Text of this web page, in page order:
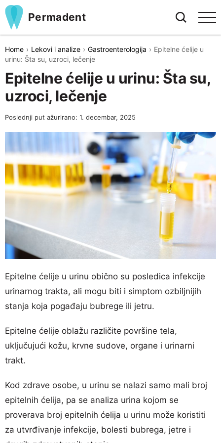
Permadent
Home Lekovi i analize Gastroenterologija
Epitelne ćelije u
urinu: Šta su, uzroci, lečenje
Epitelne ćelije u urinu: Šta su,
uzroci, lečenje
Poslednji put ažurirano: 1. decembar, 2025
Epitelne ćelije u urinu obično su posledica infekcije
urinarnog trakta, ali mogu biti i simptom ozbiljnijih
stanja koja pogađaju bubrege ili jetru.
Epitelne ćelije oblažu različite površine tela,
uključujući kožu, krvne sudove, organe i urinarni
trakt.
Kod zdrave osobe, u urinu se nalazi samo mali broj
epitelnih ćelija, pa se analiza urina kojom se
proverava broj epitelnih ćelija u urinu može koristiti
za utvrđivanje infekcije, bolesti bubrega, jetre i